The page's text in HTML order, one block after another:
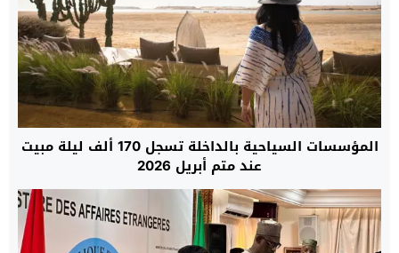
المؤسسات السياحية بالداخلة تسجل 170 ألف ليلة مبيت
عند متم أبريل 2026